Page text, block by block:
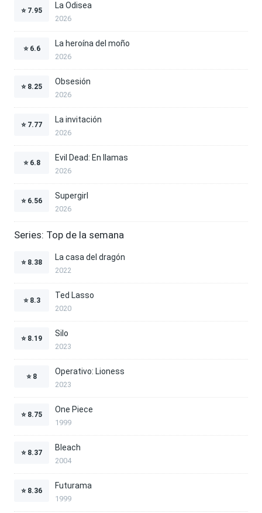
⭐ 7.95
La Odisea
2026
⭐ 6.6
La heroína del moño
2026
⭐ 8.25
Obsesión
2026
⭐ 7.77
La invitación
2026
⭐ 6.8
Evil Dead: En llamas
2026
⭐ 6.56
Supergirl
2026
Series: Top de la semana
⭐ 8.38
La casa del dragón
2022
⭐ 8.3
Ted Lasso
2020
⭐ 8.19
Silo
2023
⭐ 8
Operativo: Lioness
2023
⭐ 8.75
One Piece
1999
⭐ 8.37
Bleach
2004
⭐ 8.36
Futurama
1999